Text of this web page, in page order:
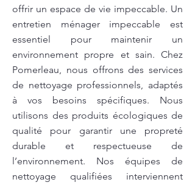
offrir un espace de vie impeccable. Un
entretien ménager impeccable est
essentiel pour maintenir un
environnement propre et sain. Chez
Pomerleau, nous offrons des services
de nettoyage professionnels, adaptés
à vos besoins spécifiques. Nous
utilisons des produits écologiques de
qualité pour garantir une propreté
durable et respectueuse de
l’environnement. Nos équipes de
nettoyage qualifiées interviennent